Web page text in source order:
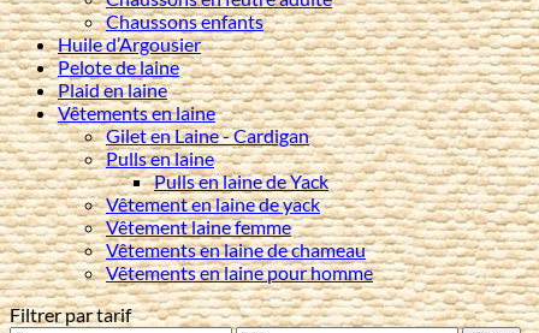
Chaussons enfants
Huile d’Argousier
Pelote de laine
Plaid en laine
Vêtements en laine
Gilet en Laine - Cardigan
Pulls en laine
Pulls en laine de Yack
Vêtement en laine de yack
Vêtement laine femme
Vêtements en laine de chameau
Vêtements en laine pour homme
Filtrer par tarif